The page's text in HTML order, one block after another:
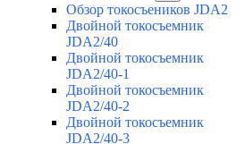
Обзор токосъеников JDA2
Двойной токосъемник
JDA2/40
Двойной токосъемник
JDA2/40-1
Двойной токосъемник
JDA2/40-2
Двойной токосъемник
JDA2/40-3